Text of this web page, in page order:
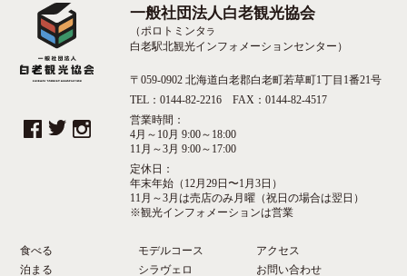
一般社団法人白老観光協会
（ポロトミンタ ラ
白老駅北観光インフォメーションセンター）
〒059-0902 北海道白老郡白老町若草町1丁目1番21号
TEL：0144-82-2216 FAX：0144-82-4517
営業時間：
4月～10月 9:00～18:00
11月～3月 9:00～17:00
定休日：
年末年始（12月29日〜1月3日）
11月～3月は売店のみ月曜（祝日の場合は翌日）
※観光インフォメーションは営業
食べる
泊まる
モデルコース
シラヴェロ
アクセス
お問い合わせ